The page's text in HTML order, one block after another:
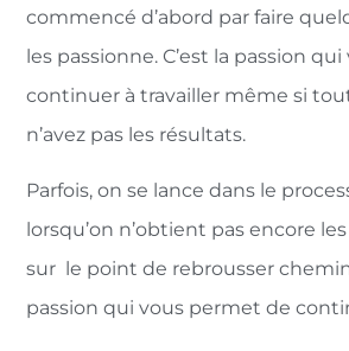
commencé d’abord par faire
les passionne. C’est la passion
continuer à travailler même si
n’avez pas les résultats.
Parfois, on se lance dans le
lorsqu’on n’obtient pas encore
sur le point de rebrousser chemin
passion qui vous permet de